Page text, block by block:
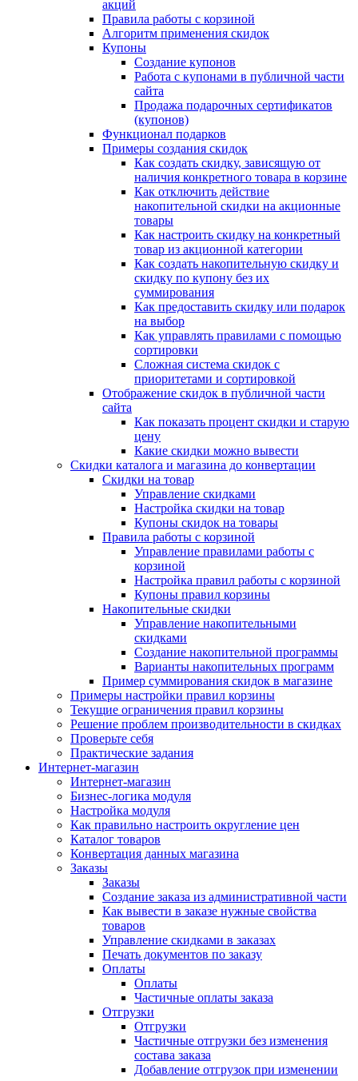
акций
Правила работы с корзиной
Алгоритм применения скидок
Купоны
Создание купонов
Работа с купонами в публичной части
сайта
Продажа подарочных сертификатов
(купонов)
Функционал подарков
Примеры создания скидок
Как создать скидку, зависящую от
наличия конкретного товара в корзине
Как отключить действие
накопительной скидки на акционные
товары
Как настроить скидку на конкретный
товар из акционной категории
Как создать накопительную скидку и
скидку по купону без их
суммирования
Как предоставить скидку или подарок
на выбор
Как управлять правилами с помощью
сортировки
Сложная система скидок с
приоритетами и сортировкой
Отображение скидок в публичной части
сайта
Как показать процент скидки и старую
цену
Какие скидки можно вывести
Скидки каталога и магазина до конвертации
Скидки на товар
Управление скидками
Настройка скидки на товар
Купоны скидок на товары
Правила работы с корзиной
Управление правилами работы с
корзиной
Настройка правил работы с корзиной
Купоны правил корзины
Накопительные скидки
Управление накопительными
скидками
Создание накопительной программы
Варианты накопительных программ
Пример суммирования скидок в магазине
Примеры настройки правил корзины
Текущие ограничения правил корзины
Решение проблем производительности в скидках
Проверьте себя
Практические задания
Интернет-магазин
Интернет-магазин
Бизнес-логика модуля
Настройка модуля
Как правильно настроить округление цен
Каталог товаров
Конвертация данных магазина
Заказы
Заказы
Создание заказа из административной части
Как вывести в заказе нужные свойства
товаров
Управление скидками в заказах
Печать документов по заказу
Оплаты
Оплаты
Частичные оплаты заказа
Отгрузки
Отгрузки
Частичные отгрузки без изменения
состава заказа
Добавление отгрузок при изменении